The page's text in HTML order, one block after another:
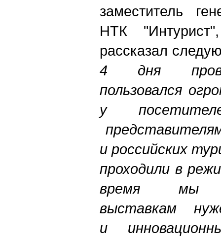
заместитель
НТК
рассказал
4 дня
пользовался
у
и российских
проходили в
время мы
выставкам
и